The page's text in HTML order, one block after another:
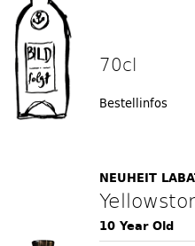
70cl
Bestellinfos
NEUHEIT
10 Year Old